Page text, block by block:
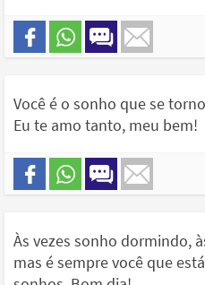
Você é o sonho que se
Eu te amo tanto, meu bem!
Às vezes sonho dormindo,
mas é sempre você que